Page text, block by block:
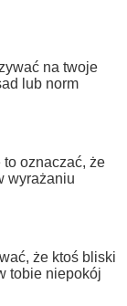
na twoje
lub norm
oznaczać, że
wyrażaniu
że ktoś bliski
tobie niepokój